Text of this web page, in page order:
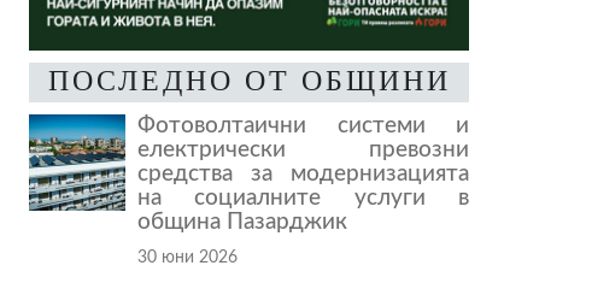
ПОСЛЕДНО ОТ ОБЩИНИ
Фотоволтаични системи и
електрически превозни
средства за модернизацията
на социалните услуги в
община Пазарджик
30 юни 2026